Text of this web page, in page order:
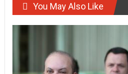
You May Also Like